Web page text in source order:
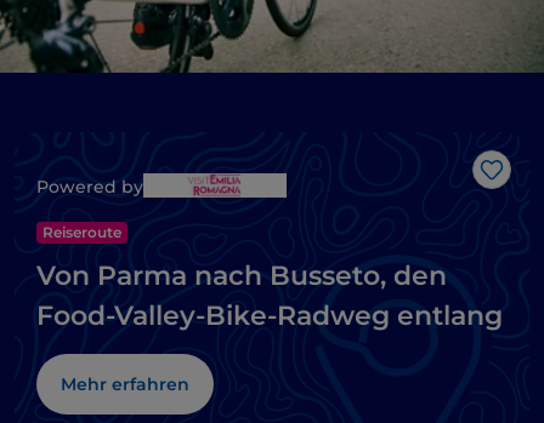
Like
Powered by
Reiseroute
Von Parma nach Busseto, den
Food-Valley-Bike-Radweg entlang
Mehr erfahren